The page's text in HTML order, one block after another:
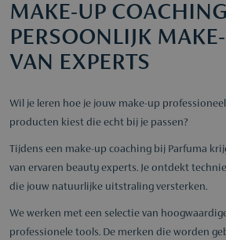
MAKE-UP
PERSOONLIJK
VAN EXPERTS
Wil je leren hoe je jouw make-up
producten kiest die echt bij je passen?
Tijdens een make-up coaching bij Parfuma
van ervaren beauty experts. Je ontdekt
die jouw natuurlijke uitstraling versterken.
We werken met een selectie van
professionele tools. De merken die worden